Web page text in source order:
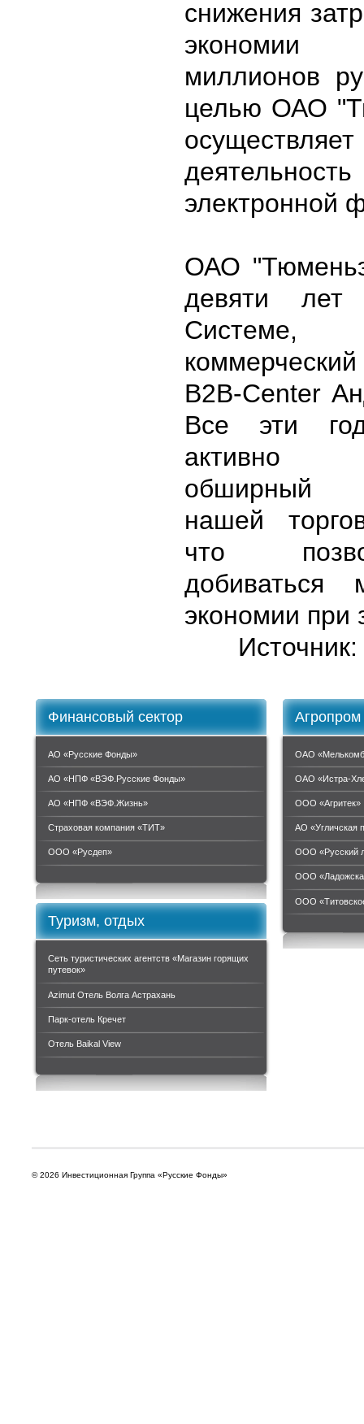
снижения
миллионов
целью ОАО
электронной
ОАО
девяти лет
Системе,
B2B-Center
Все эти
активно
обширный
нашей
что
добиваться
экономии при
Источник:
Финансовый сектор
АО «Русские Фонды»
АО «НПФ «ВЭФ.Русские Фонды»
АО «НПФ «ВЭФ.Жизнь»
Страховая компания «ТИТ»
ООО «Руcдеп»
Агропром
ОАО
ОАО «Истра-
ООО «Агритек»
АО «Угличская
ООО «Русский
ООО
ООО
Туризм, отдых
Сеть туристических агентств «Магазин горящих
путевок»
Azimut Отель Волга Астрахань
Парк-отель Кречет
Отель Baikal View
© 2026 Инвестиционная Группа «Русские Фонды»